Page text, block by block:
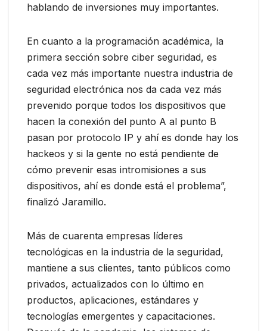
hablando de inversiones muy importantes.
En cuanto a la programación académica, la
primera sección sobre ciber seguridad, es
cada vez más importante nuestra industria de
seguridad electrónica nos da cada vez más
prevenido porque todos los dispositivos que
hacen la conexión del punto A al punto B
pasan por protocolo IP y ahí es donde hay los
hackeos y si la gente no está pendiente de
cómo prevenir esas intromisiones a sus
dispositivos, ahí es donde está el problema”,
finalizó Jaramillo.
Más de cuarenta empresas líderes
tecnológicas en la industria de la seguridad,
mantiene a sus clientes, tanto públicos como
privados, actualizados con lo último en
productos, aplicaciones, estándares y
tecnologías emergentes y capacitaciones.